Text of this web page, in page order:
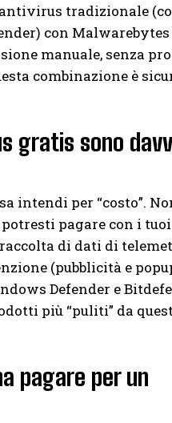
tradizionale
con Malwarebytes
manuale, senza
combinazione è
gratis sono
intendi per “costo”.
pagare con i
di dati di
(pubblicità e
Defender e
più “puliti” da
pagare per un